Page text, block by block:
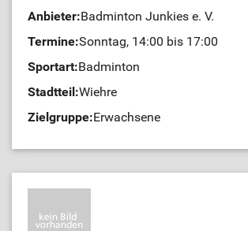
Anbieter:Badminton Junkies e. V.
Termine:Sonntag, 14:00 bis 17:00
Sportart:Badminton
Stadtteil:Wiehre
Zielgruppe:Erwachsene